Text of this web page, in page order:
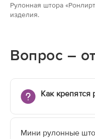
Рулонная штора
изделия.
Вопрос –
Как
Мини рулонные